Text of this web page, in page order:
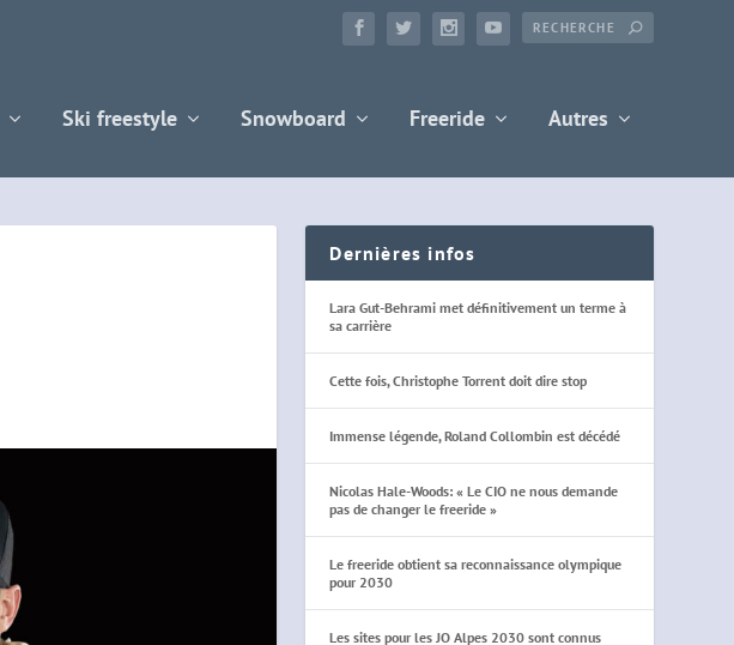
Ski freestyle Snowboard Freeride Autres
Dernières infos
Lara Gut-Behrami met définitivement un terme à
sa carrière
Cette fois, Christophe Torrent doit dire stop
Immense légende, Roland Collombin est décédé
Nicolas Hale-Woods: « Le CIO ne nous demande
pas de changer le freeride »
Le freeride obtient sa reconnaissance olympique
pour 2030
Les sites pour les JO Alpes 2030 sont connus